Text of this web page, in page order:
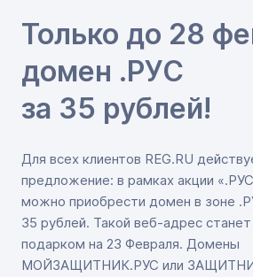
Только до 28
домен .РУС
за 35 рублей!
Для всех клиентов REG.RU
предложение: в рамках акции
можно приобрести домен в зоне
35 рублей. Такой веб-адрес
подарком на 23 Февраля. Домены
МОЙЗАЩИТНИК.РУС или